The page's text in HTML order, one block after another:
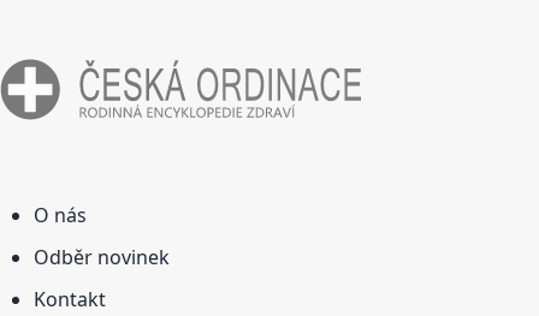
O nás
Odběr novinek
Kontakt